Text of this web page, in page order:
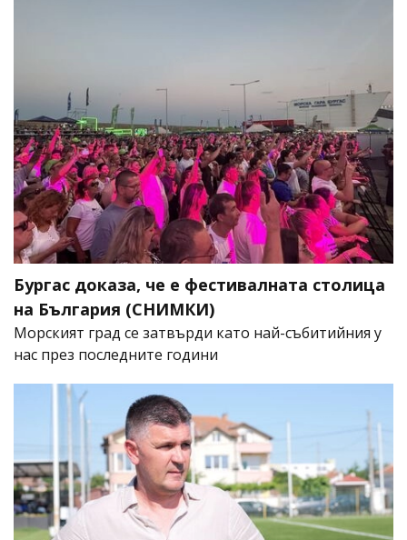
Бургас доказа, че е фестивалната столица
на България (СНИМКИ)
Морският град се затвърди като най-събитийния у
нас през последните години